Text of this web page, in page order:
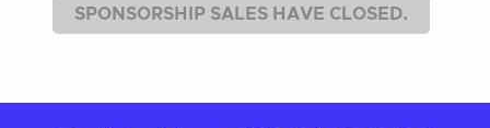
SPONSORSHIP SALES HAVE CLOSED.